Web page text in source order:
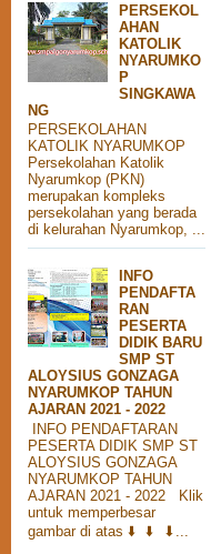
PERSEKOL
AHAN
KATOLIK
NYARUMKO
P
SINGKAWA
NG
PERSEKOLAHAN
KATOLIK NYARUMKOP
Persekolahan Katolik
Nyarumkop (PKN)
merupakan kompleks
persekolahan yang berada
di kelurahan Nyarumkop, ...
INFO
PENDAFTA
RAN
PESERTA
DIDIK BARU
SMP ST
ALOYSIUS GONZAGA
NYARUMKOP TAHUN
AJARAN 2021 - 2022
INFO PENDAFTARAN
PESERTA DIDIK SMP ST
ALOYSIUS GONZAGA
NYARUMKOP TAHUN
AJARAN 2021 - 2022 Klik
untuk memperbesar
gambar di atas ⬇️ ⬇️ ⬇...